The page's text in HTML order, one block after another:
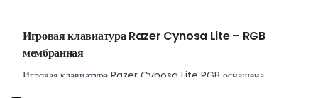
Игровая клавиатура Razer Cynosa Lite – RGB
мембранная
Игровая клавиатура Razer Cynosa Lite RGB оснащена